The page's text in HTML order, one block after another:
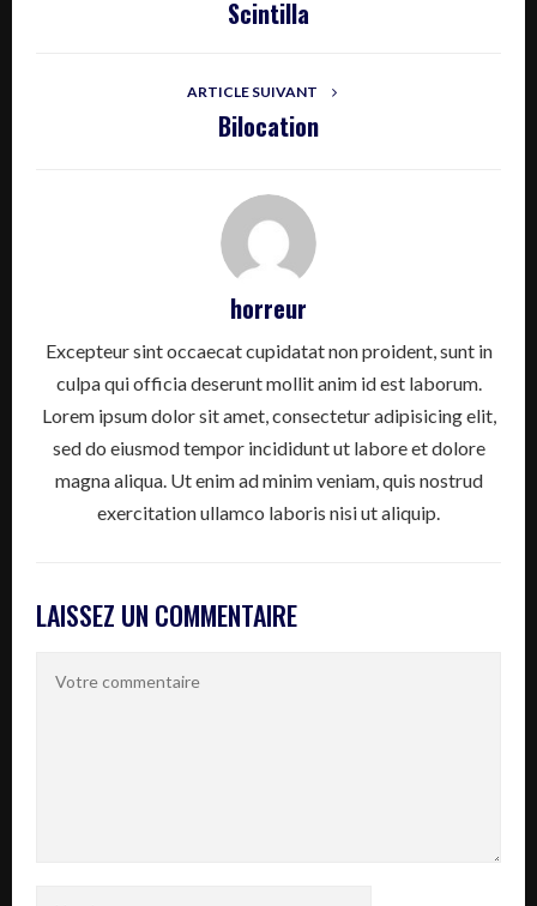
Scintilla
ARTICLE SUIVANT
Bilocation
horreur
Excepteur sint occaecat cupidatat non proident, sunt in
culpa qui officia deserunt mollit anim id est laborum.
Lorem ipsum dolor sit amet, consectetur adipisicing elit,
sed do eiusmod tempor incididunt ut labore et dolore
magna aliqua. Ut enim ad minim veniam, quis nostrud
exercitation ullamco laboris nisi ut aliquip.
LAISSEZ UN COMMENTAIRE